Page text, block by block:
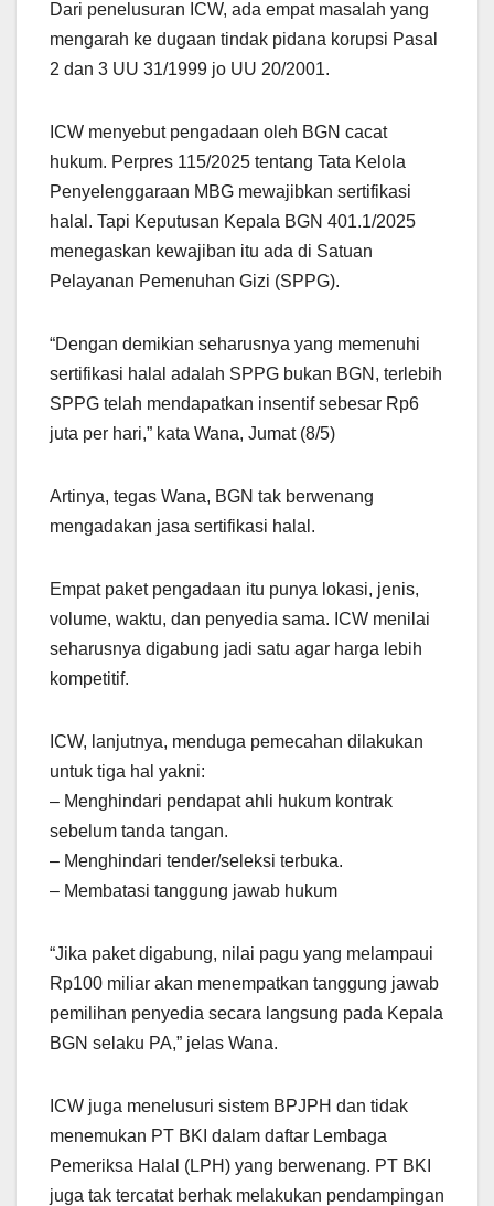
Dari penelusuran ICW, ada empat masalah yang
mengarah ke dugaan tindak pidana korupsi Pasal
2 dan 3 UU 31/1999 jo UU 20/2001.
ICW menyebut pengadaan oleh BGN cacat
hukum. Perpres 115/2025 tentang Tata Kelola
Penyelenggaraan MBG mewajibkan sertifikasi
halal. Tapi Keputusan Kepala BGN 401.1/2025
menegaskan kewajiban itu ada di Satuan
Pelayanan Pemenuhan Gizi (SPPG).
“Dengan demikian seharusnya yang memenuhi
sertifikasi halal adalah SPPG bukan BGN, terlebih
SPPG telah mendapatkan insentif sebesar Rp6
juta per hari,” kata Wana, Jumat (8/5)
Artinya, tegas Wana, BGN tak berwenang
mengadakan jasa sertifikasi halal.
Empat paket pengadaan itu punya lokasi, jenis,
volume, waktu, dan penyedia sama. ICW menilai
seharusnya digabung jadi satu agar harga lebih
kompetitif.
ICW, lanjutnya, menduga pemecahan dilakukan
untuk tiga hal yakni:
– Menghindari pendapat ahli hukum kontrak
sebelum tanda tangan.
– Menghindari tender/seleksi terbuka.
– Membatasi tanggung jawab hukum
“Jika paket digabung, nilai pagu yang melampaui
Rp100 miliar akan menempatkan tanggung jawab
pemilihan penyedia secara langsung pada Kepala
BGN selaku PA,” jelas Wana.
ICW juga menelusuri sistem BPJPH dan tidak
menemukan PT BKI dalam daftar Lembaga
Pemeriksa Halal (LPH) yang berwenang. PT BKI
juga tak tercatat berhak melakukan pendampingan